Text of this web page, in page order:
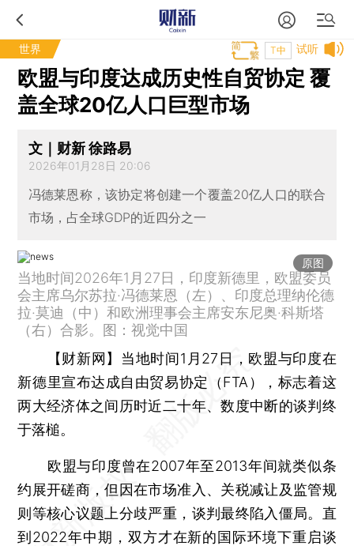
世界 试听
T中
欧盟与印度达成历史性自贸协定 覆
盖全球20亿人口巨型市场
文｜财新 徐路易
2026年01月28日 20:06
冯德莱恩称，该协定将创建一个覆盖20亿人口的联合
市场，占全球GDP的近四分之一
原图
当地时间2026年1月27日，印度新德里，欧盟委员
会主席乌尔苏拉·冯德莱恩（左）、印度总理纳伦德
拉·莫迪（中）和欧洲理事会主席安东尼奥·科斯塔
（右）合影。图：视觉中国
【财新网】 当地时间1月27日，欧盟与印度在
新德里宣布达成自由贸易协定（FTA），标志着这
两大经济体之间历时近二十年、数度中断的谈判终
于落槌。
欧盟与印度曾在2007年至2013年间就类似条
约展开磋商，但因在市场准入、关税减让及监管规
则等核心议题上分歧严重，谈判最终陷入僵局。直
到2022年中期，双方才在新的国际环境下重启谈